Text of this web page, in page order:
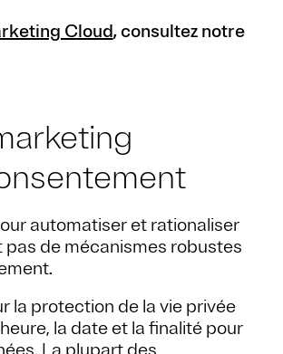
Cloud, consultez notre
automatiser et rationaliser
de mécanismes robustes
la protection de la vie privée
la date et la finalité pour